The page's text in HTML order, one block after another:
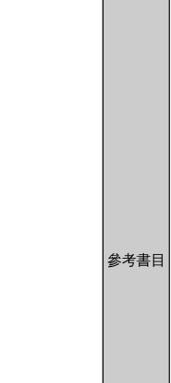
參考書目